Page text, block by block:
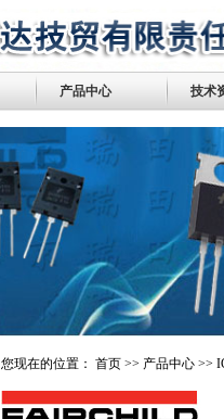
产品中心 技术
您现在的位置： 首页 >> 产品中心 >>